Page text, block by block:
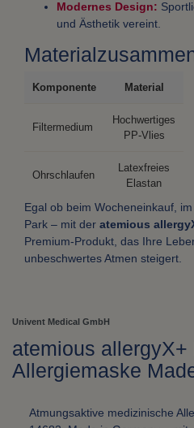
Modernes Design:
und Ästhetik vereint.
Komponente Material
Filtermedium
Hochwertiges
PP-Vlies
Ohrschlaufen
Latexfreies
Elastan
Egal ob beim Wocheneinkauf,
Park – mit der atemious
Premium-Produkt, das Ihre
unbeschwertes Atmen steigert.
Univent Medical GmbH
atemious
Allergiemaske
Atmungsaktive medizinische